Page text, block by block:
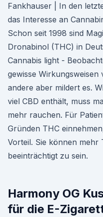
Fankhauser | In den
das Interesse an
Schon seit 1998 sind
Dronabinol (THC) in
Cannabis light -
gewisse
andere aber mildert es.
viel CBD enthält, muss
mehr rauchen. Für
Gründen THC
Vorteil. Sie können mehr
beeinträchtigt zu sein.
Harmony OG
für die E-